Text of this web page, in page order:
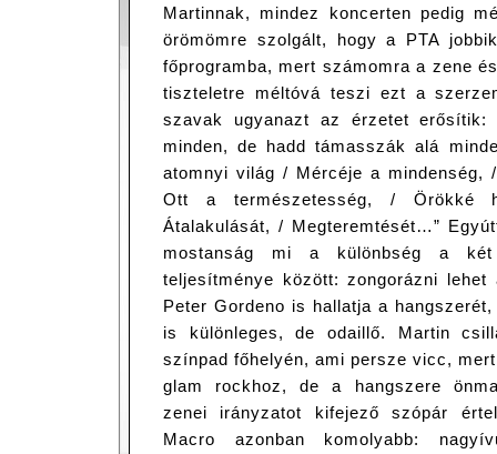
Martinnak, mindez koncerten pedig
örömömre szolgált, hogy a PTA
főprogramba, mert számomra a zene
tiszteletre méltóvá teszi ezt a
szavak ugyanazt az érzetet erősítik:
minden, de hadd támasszák alá
atomnyi világ / Mércéje a mindenség,
Ott a természetesség, / Örökké
Átalakulását, / Megteremtését…”
mostanság mi a különbség a két
teljesítménye között: zongorázni
Peter Gordeno is hallatja a
is különleges, de odaillő. Martin
színpad főhelyén, ami persze vicc,
glam rockhoz, de a hangszere
zenei irányzatot kifejező szópár
Macro azonban komolyabb: